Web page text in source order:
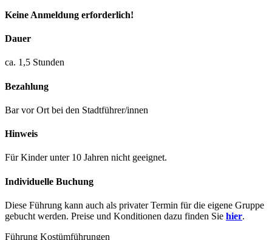
Keine Anmeldung erforderlich!
Dauer
ca. 1,5 Stunden
Bezahlung
Bar vor Ort bei den Stadtführer/innen
Hinweis
Für Kinder unter 10 Jahren nicht geeignet.
Individuelle Buchung
Diese Führung kann auch als privater Termin für die eigene Gruppe
gebucht werden. Preise und Konditionen dazu finden Sie hier.
Führung Kostümführungen